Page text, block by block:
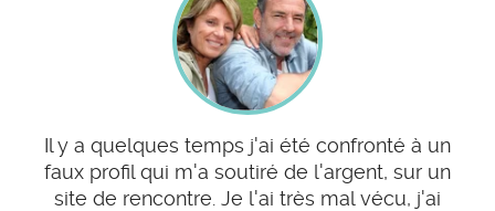
Il y a quelques temps j'ai été confronté à un
faux profil qui m'a soutiré de l'argent, sur un
site de rencontre. Je l'ai très mal vécu, j'ai